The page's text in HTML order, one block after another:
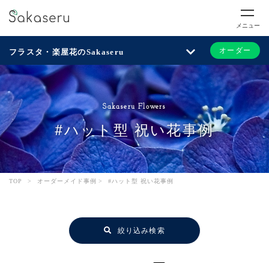
メニュー
フラスタ・楽屋花のSakaseru オーダー
Sakaseru Flowers
#ハット型 祝い花事例
TOP > オーダーメイド事例 > #ハット型 祝い花事例
絞り込み検索